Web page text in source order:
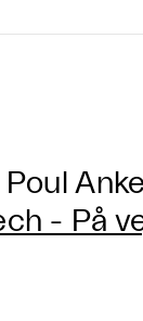
- På